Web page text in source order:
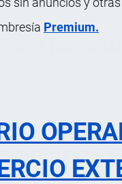
Premium.
y